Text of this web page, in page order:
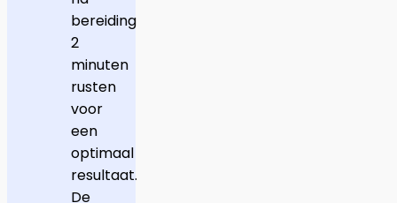
bereiding
2
minuten
rusten
voor
een
optimaal
resultaat.
De